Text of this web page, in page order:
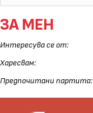
ЗА МЕН
Интересува се от:
Харесвам:
Предпочитани партита: